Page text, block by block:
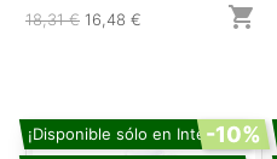
18,31 € 16,48 € 
¡Disponible sólo en Internet!
-10%